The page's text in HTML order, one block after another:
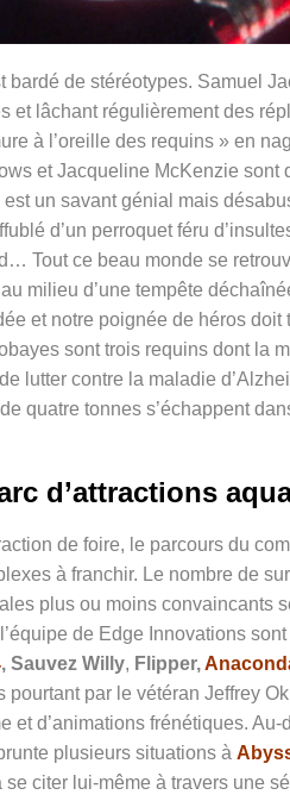
bardé de stéréotypes. Samuel
et lâchant régulièrement des
à l’oreille des requins » en
et Jacqueline McKenzie
un savant génial mais
d’un perroquet féru
Tout ce beau monde se
milieu d’une tempête
et notre poignée de héros doit
sont trois requins dont la
lutter contre la maladie
quatre tonnes s’échappent
d’attractions
de foire, le parcours du
à franchir. Le nombre de
plus ou moins convaincants
de Edge Innovations
, Sauvez Willy, Flipper,
pourtant par le vétéran Jeffrey
et d’animations frénétiques.
plusieurs situations à
se citer lui-même à travers une